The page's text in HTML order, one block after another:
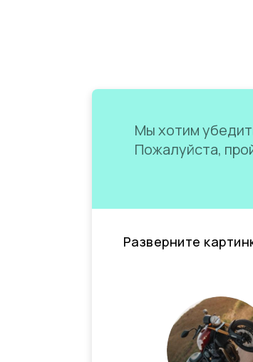
Мы хотим
Пожалуйста,
Разверните